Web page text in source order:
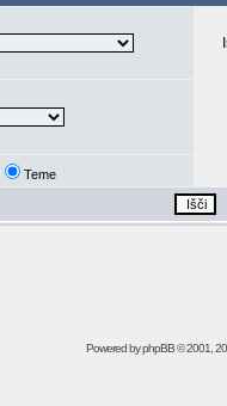
Teme
Powered byphpBB© 2001,